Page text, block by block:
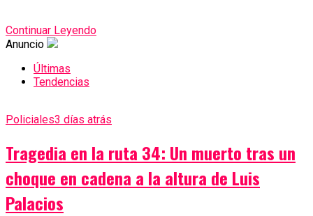
Continuar Leyendo
Anuncio
Últimas
Tendencias
Policiales3 días atrás
Tragedia en la ruta 34: Un muerto tras un
choque en cadena a la altura de Luis
Palacios